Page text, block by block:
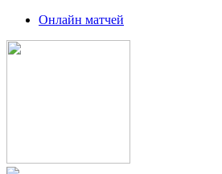
Онлайн матчей